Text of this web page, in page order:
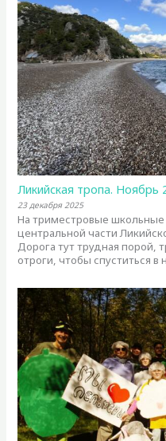
Ликийская тропа. Ноябрь
23 декабря 2025
На триместровые школьные
центральной части
Дорога тут трудная порой,
отроги, чтобы спуститься в